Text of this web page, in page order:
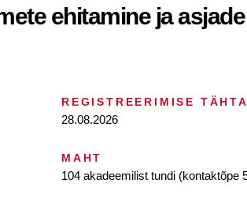
ehitamine ja
REGISTREERIMISE
28.08.2026
MAHT
104 akadeemilist tundi (kontaktõpe